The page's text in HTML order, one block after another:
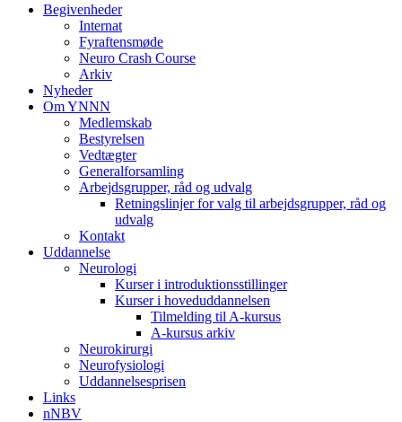
Begivenheder
Internat
Fyraftensmøde
Neuro Crash Course
Arkiv
Nyheder
Om YNNN
Medlemskab
Bestyrelsen
Vedtægter
Generalforsamling
Arbejdsgrupper, råd og udvalg
Retningslinjer for valg til arbejdsgrupper, råd og
udvalg
Kontakt
Uddannelse
Neurologi
Kurser i introduktionsstillinger
Kurser i hoveduddannelsen
Tilmelding til A-kursus
A-kursus arkiv
Neurokirurgi
Neurofysiologi
Uddannelsesprisen
Links
nNBV